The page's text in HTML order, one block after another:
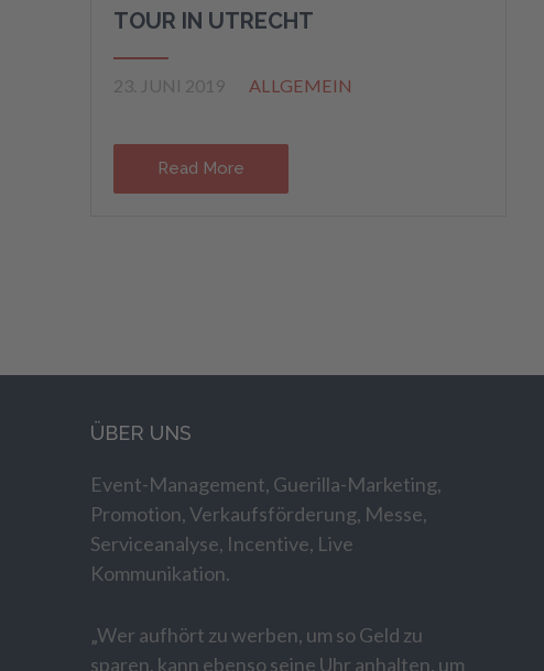
TOUR IN UTRECHT
23. JUNI 2019 ALLGEMEIN
Read More
ÜBER UNS
Event-Management, Guerilla-Marketing,
Promotion, Verkaufsförderung, Messe,
Serviceanalyse, Incentive, Live
Kommunikation.
„Wer aufhört zu werben, um so Geld zu
sparen, kann ebenso seine Uhr anhalten, um